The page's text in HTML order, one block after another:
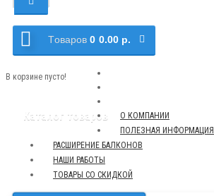
Tоваров 0 0.00 р.
В корзине пусто!
Каталог товаров
О КОМПАНИИ
ПОЛЕЗНАЯ ИНФОРМАЦИЯ
РАСШИРЕНИЕ БАЛКОНОВ
НАШИ РАБОТЫ
ТОВАРЫ СО СКИДКОЙ